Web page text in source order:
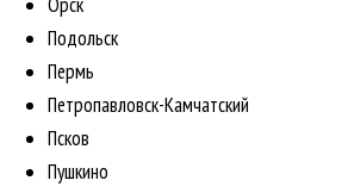
Подольск
Пермь
Петропавловск-Камчатский
Псков
Пушкино